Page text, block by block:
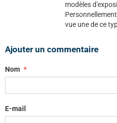
modèles
vue une de ce
Ajouter un commentaire
Nom
E-mail